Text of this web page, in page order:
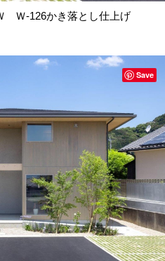
Ｗ-126かき落とし仕上げ
Save